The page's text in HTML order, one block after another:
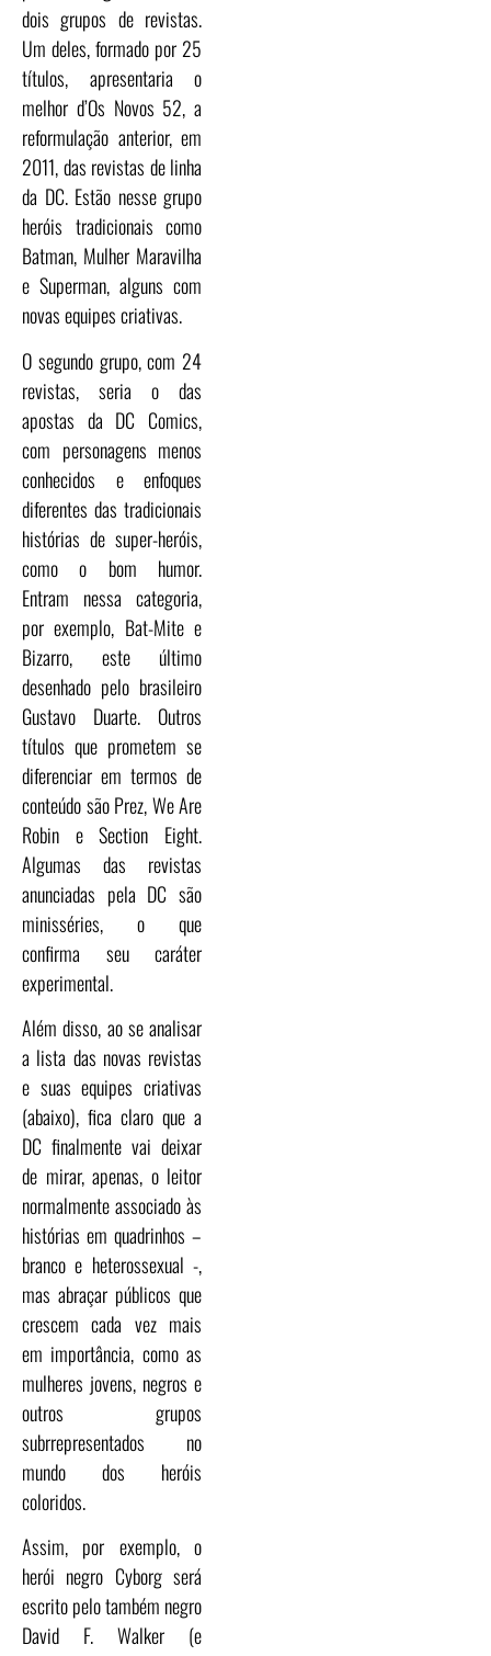
dois grupos de revistas.
Um deles, formado por 25
títulos, apresentaria o
melhor d’Os Novos 52, a
reformulação anterior, em
2011, das revistas de linha
da DC. Estão nesse grupo
heróis tradicionais como
Batman, Mulher Maravilha
e Superman, alguns com
novas equipes criativas.
O segundo grupo, com 24
revistas, seria o das
apostas da DC Comics,
com personagens menos
conhecidos e enfoques
diferentes das tradicionais
histórias de super-heróis,
como o bom humor.
Entram nessa categoria,
por exemplo, Bat-Mite e
Bizarro, este último
desenhado pelo brasileiro
Gustavo Duarte. Outros
títulos que prometem se
diferenciar em termos de
conteúdo são Prez, We Are
Robin e Section Eight.
Algumas das revistas
anunciadas pela DC são
minisséries, o que
confirma seu caráter
experimental.
Além disso, ao se analisar
a lista das novas revistas
e suas equipes criativas
(abaixo), fica claro que a
DC finalmente vai deixar
de mirar, apenas, o leitor
normalmente associado às
histórias em quadrinhos –
branco e heterossexual -,
mas abraçar públicos que
crescem cada vez mais
em importância, como as
mulheres jovens, negros e
outros grupos
subrrepresentados no
mundo dos heróis
coloridos.
Assim, por exemplo, o
herói negro Cyborg será
escrito pelo também negro
David F. Walker (e